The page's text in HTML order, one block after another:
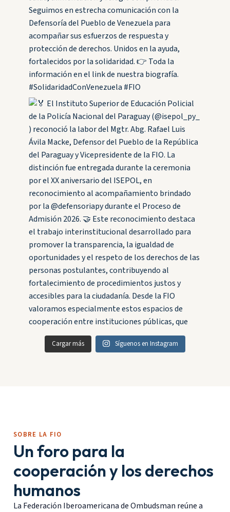
Cargar más Síguenos en Instagram
SOBRE LA FIO
Un foro para la
cooperación y los derechos
humanos
La Federación Iberoamericana de Ombudsman reúne a